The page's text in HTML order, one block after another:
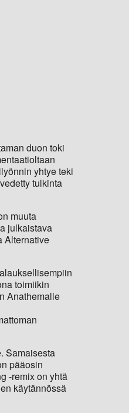
duon toki
yhtye teki
tulkinta
muuta
julkaistava
Alternative
toimiikin
Anathemalle
Samaisesta
pääosin
-remix on yhtä
käytännössä